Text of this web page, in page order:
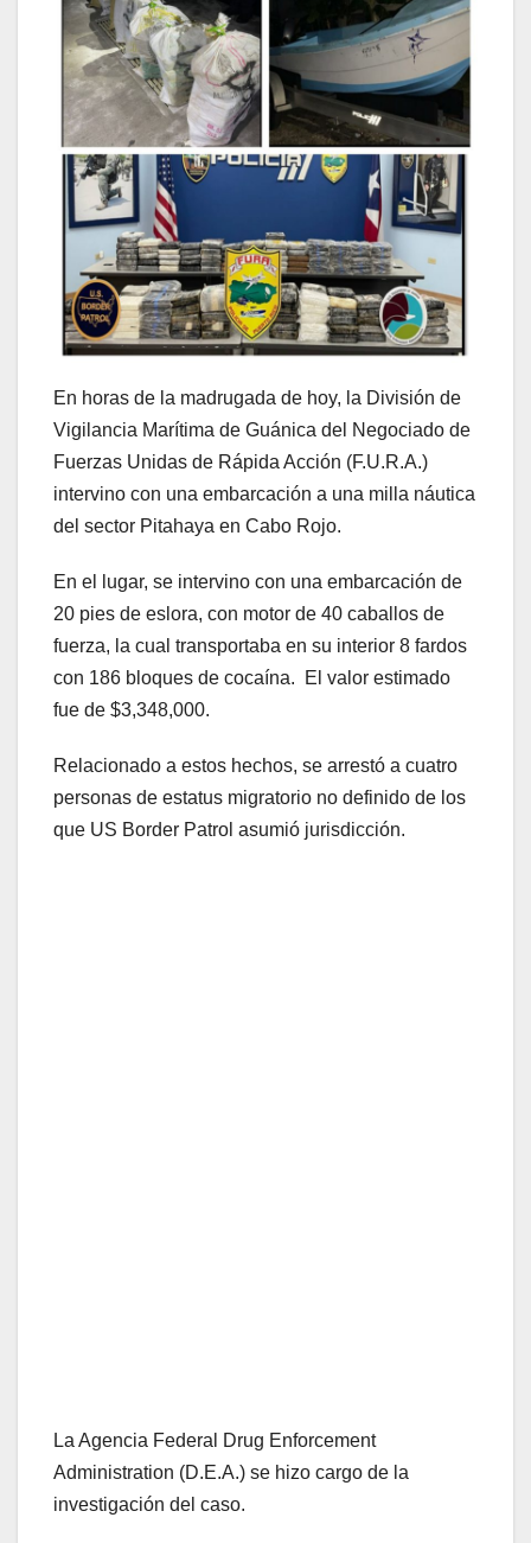
En horas de la madrugada de hoy, la División de
Vigilancia Marítima de Guánica del Negociado de
Fuerzas Unidas de Rápida Acción (F.U.R.A.)
intervino con una embarcación a una milla náutica
del sector Pitahaya en Cabo Rojo.
En el lugar, se intervino con una embarcación de
20 pies de eslora, con motor de 40 caballos de
fuerza, la cual transportaba en su interior 8 fardos
con 186 bloques de cocaína. El valor estimado
fue de $3,348,000.
Relacionado a estos hechos, se arrestó a cuatro
personas de estatus migratorio no definido de los
que US Border Patrol asumió jurisdicción.
La Agencia Federal Drug Enforcement
Administration (D.E.A.) se hizo cargo de la
investigación del caso.